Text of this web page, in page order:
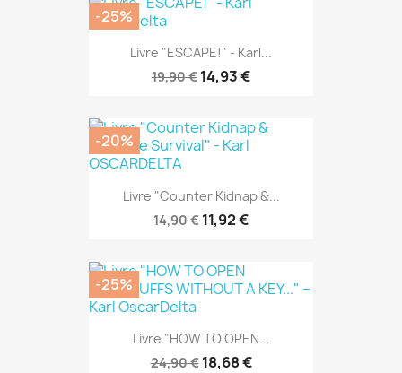
Livre "ESCAPE!" - Karl...
19,90 € 14,93 €
-25%
Livre "Counter Kidnap &...
14,90 € 11,92 €
-20%
Livre "HOW TO OPEN...
24,90 € 18,68 €
-25%